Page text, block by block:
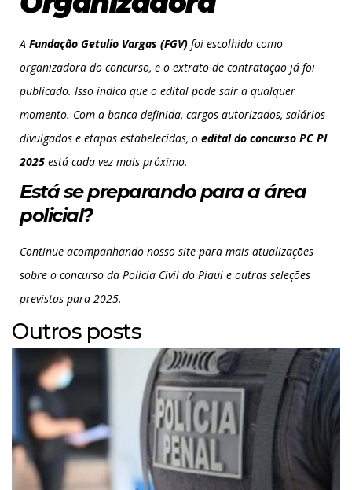
A Fundação Getulio Vargas (FGV) foi escolhida como
organizadora do concurso, e o extrato de contratação já foi
publicado. Isso indica que o edital pode sair a qualquer
momento. Com a banca definida, cargos autorizados, salários
divulgados e etapas estabelecidas, o edital do concurso PC PI
2025 está cada vez mais próximo.
Está se preparando para a área
policial?
Continue acompanhando nosso site para mais atualizações
sobre o concurso da Polícia Civil do Piauí e outras seleções
previstas para 2025.
Outros posts